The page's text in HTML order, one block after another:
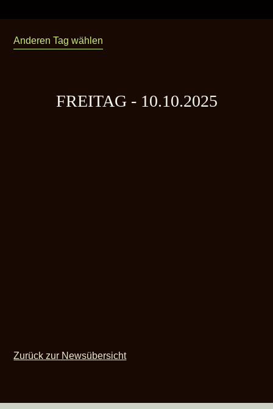
Anderen Tag wählen
FREITAG - 10.10.2025
Zurück zur Newsübersicht